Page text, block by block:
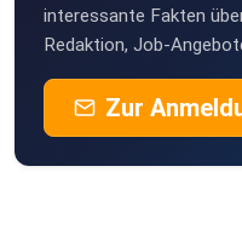
interessante Fakten
Redaktion, Job-
Zur